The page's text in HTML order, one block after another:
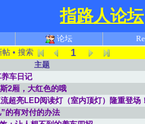
指路人论坛
论坛
帖• 搜索 1
主题
车日记
2厢，大红色的哦
超亮LED阅读灯（室内顶灯）隆重登场
的有对付的办法